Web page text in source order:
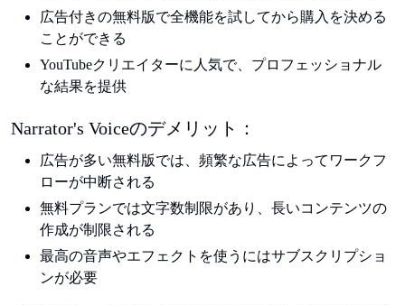
広告付きの無料版で全機能を試してから購入を決める
ことができる
YouTubeクリエイターに人気で、プロフェッショナル
な結果を提供
Narrator's Voiceのデメリット：
広告が多い無料版では、頻繁な広告によってワークフ
ローが中断される
無料プランでは文字数制限があり、長いコンテンツの
作成が制限される
最高の音声やエフェクトを使うにはサブスクリプショ
ンが必要